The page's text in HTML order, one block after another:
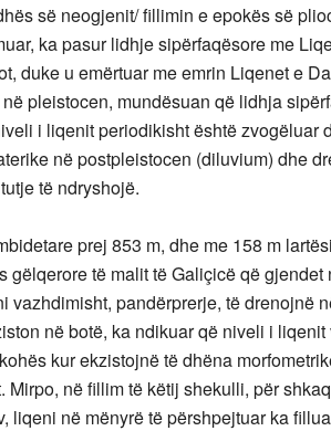
së neogjenit/ fillimin e epokës së
ka pasur lidhje sipërfaqësore me
duke u emërtuar me emrin Liqenet e
pleistocen, mundësuan që lidhja
i liqenit periodikisht është zvogëluar
në postpleistocen (diluvium) dhe
të ndryshojë.
prej 853 m, dhe me 158 m
gëlqerore të malit të Galiçicë që gjendet
vazhdimisht, pandërprerje, të drenojnë
në botë, ka ndikuar që niveli i
kur ekzistojnë të dhëna
në fillim të këtij shekulli, për
liqeni në mënyrë të përshpejtuar ka